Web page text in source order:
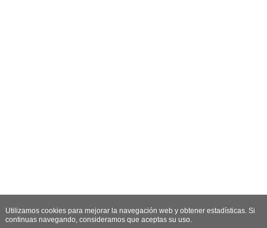
Utilizamos cookies para mejorar la navegación web y obtener estadísticas. Si
continuas navegando, consideramos que aceptas su uso.